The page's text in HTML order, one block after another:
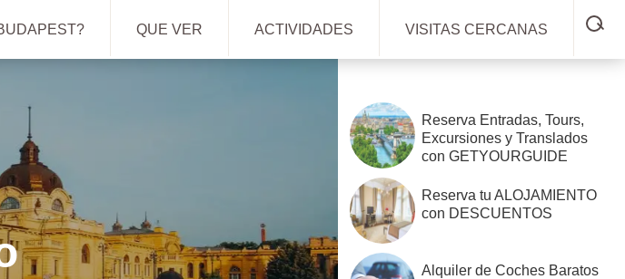
QUE VER ACTIVIDADES VISITAS CERCANAS
lateral
primaria Reserva Entradas, Tours,
Excursiones y Translados
con GETYOURGUIDE
Reserva tu ALOJAMIENTO
con DESCUENTOS
Alquiler de Coches Baratos